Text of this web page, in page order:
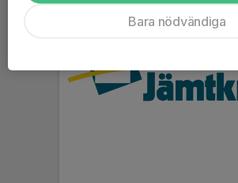
Bara nödvändiga